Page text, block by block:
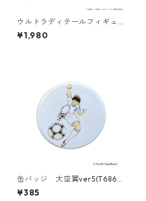
ウルトラディテールフィギュ
ア No.710 UDF キャプテン翼
シリーズ2 [若林源三]
¥1,980
缶バッジ 大空翼ver5(T686-
045)
¥385